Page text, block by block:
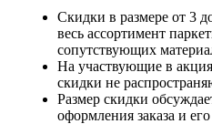
Скидки в размере от 3
весь ассортимент
сопутствующих
На участвующие в
скидки не
Размер скидки
оформления заказа и